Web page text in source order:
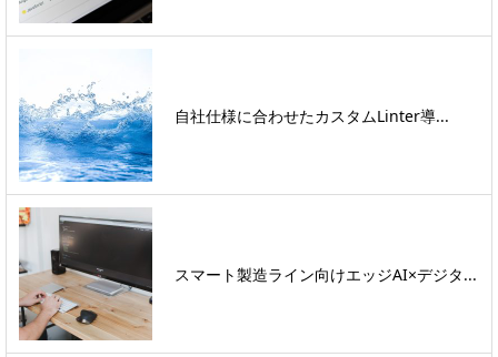
自社仕様に合わせたカスタムLinter導...
スマート製造ライン向けエッジAI×デジタ...